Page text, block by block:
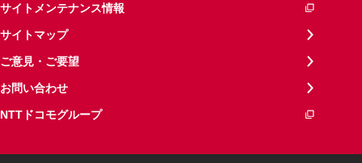
サイトメンテナンス情報
サイトマップ
ご意見・ご要望
お問い合わせ
NTTドコモグループ